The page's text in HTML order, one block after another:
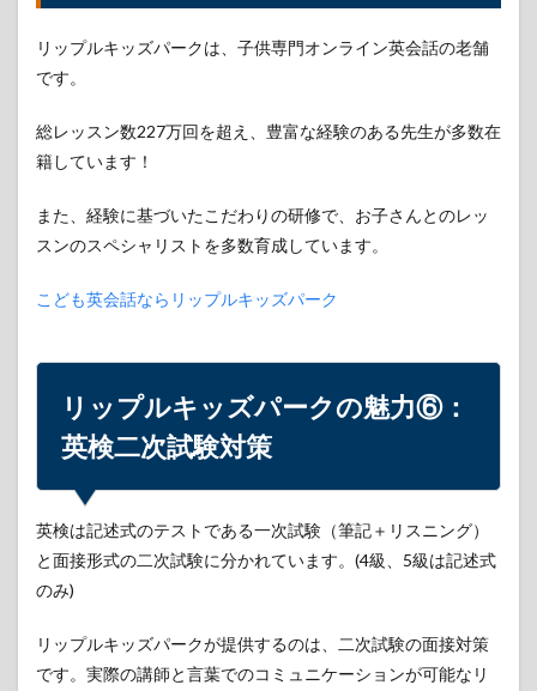
10
参考-
子供
向け
ライ
会話
リップルキッズパークは、子供専門オンライン英会話の老舗
です。
総レッスン数227万回を超え、豊富な経験のある先生が多数在
籍しています！
また、経験に基づいたこだわりの研修で、お子さんとのレッ
スンのスペシャリストを多数育成しています。
こども英会話ならリップルキッズパーク
リップルキッズパークの魅力⑥：
英検二次試験対策
英検は記述式のテストである一次試験（筆記＋リスニング）
と面接形式の二次試験に分かれています。(4級、5級は記述式
のみ)
リップルキッズパークが提供するのは、二次試験の面接対策
です。実際の講師と言葉でのコミュニケーションが可能なリ